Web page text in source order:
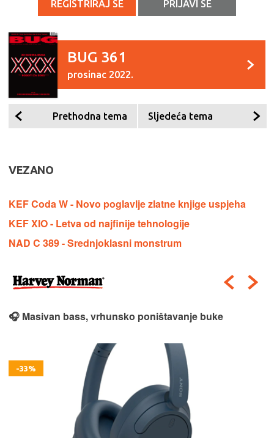
REGISTRIRAJ SE PRIJAVI SE
BUG 361
prosinac 2022.
Prethodna tema Sljedeća tema
VEZANO
KEF Coda W - Novo poglavlje zlatne knjige uspjeha
KEF XIO - Letva od najfinije tehnologije
NAD C 389 - Srednjoklasni monstrum
🎧 Masivan bass, vrhunsko poništavanje buke
-33%